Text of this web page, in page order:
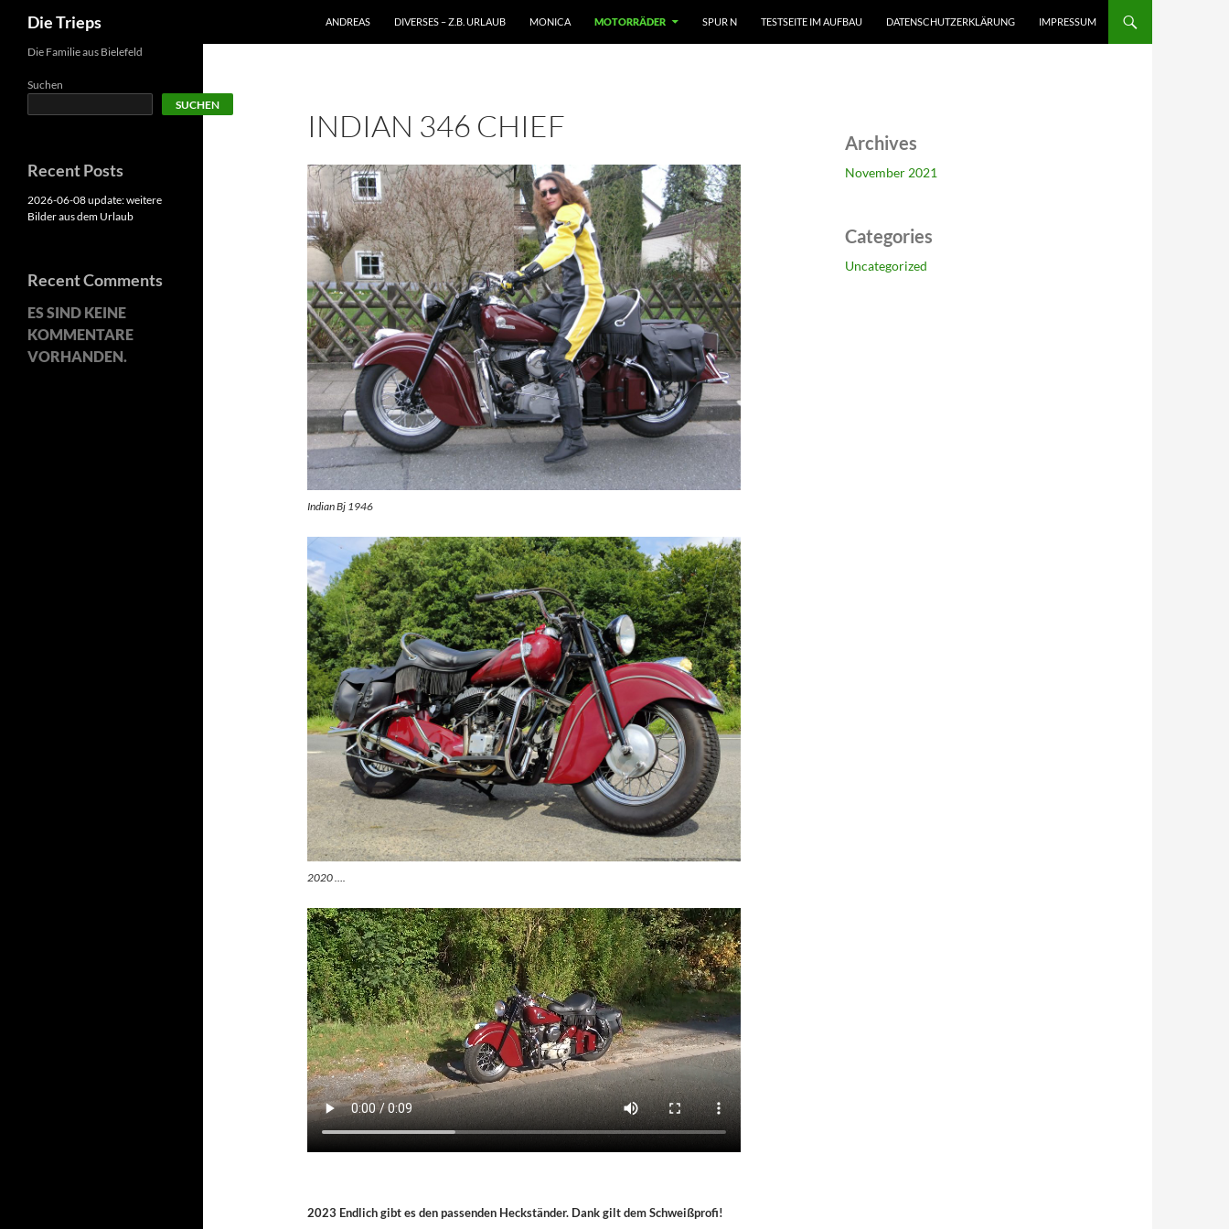
springen
Die Trieps ANDREAS DIVERSES – Z.B. URLAUB MONICA MOTORRÄDER SPUR N TESTSEITE IM AUFBAU DATENSCHUTZERKLÄRUNG IMPRESSUM
INDIAN 346 CHIEF
Indian Bj 1946
2020 ….
2023 Endlich gibt es den passenden Heckständer. Dank gilt dem Schweißprofi!
Archives
November 2021
Categories
Uncategorized
Die Familie aus Bielefeld
Suchen
SUCHEN
Recent Posts
2026-06-08 update: weitere
Bilder aus dem Urlaub
Recent Comments
ES SIND KEINE
KOMMENTARE
VORHANDEN.